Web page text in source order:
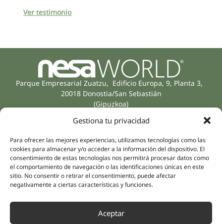
Gestiona tu privacidad
Para ofrecer las mejores experiencias, utilizamos tecnologías como las
cookies para almacenar y/o acceder a la información del dispositivo. El
consentimiento de estas tecnologías nos permitirá procesar datos como
el comportamiento de navegación o las identificaciones únicas en este
sitio. No consentir o retirar el consentimiento, puede afectar
negativamente a ciertas características y funciones.
Aceptar
Ver testimonio
Parque Empresarial Zuatzu, Edificio Europa, 9, Planta 3,
20018 Donostia/San Sebastián
(Gipuzkoa)
Salud íntima
Sports
Salud mental
Neurología y dolor
Odontología
Medicina interna
Sobre nosotros
Equipo humano
Distribuidores
Partnerships
Evidencia científica